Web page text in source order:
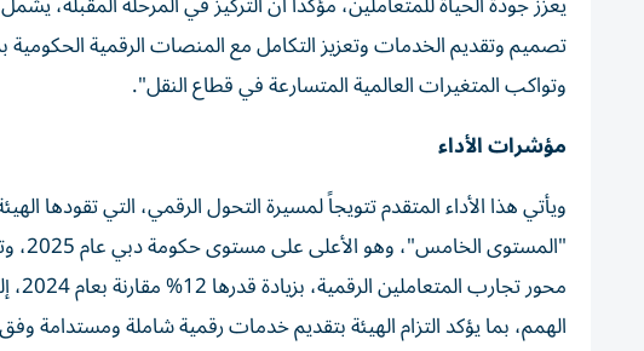
تصميم وتقديم الخدمات وتعزيز التكامل مع المنصات الرقمية
وتواكب المتغيرات العالمية المتسارعة في قطاع النقل".
مؤشرات الأداء
الهمم، بما يؤكد التزام الهيئة بتقديم خدمات رقمية شاملة ومستدامة وفق